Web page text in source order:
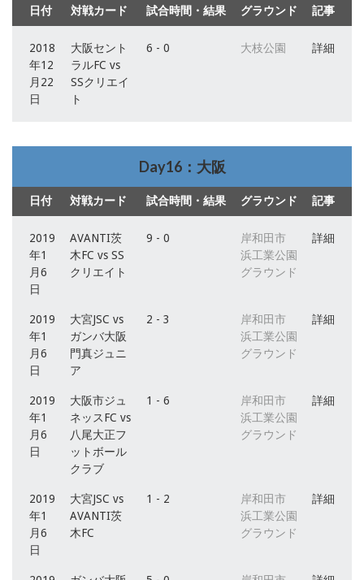
日付 対戦カード 試合時間・結果 グラウンド 記事
2018
年12
月22
日
大阪セント
ラルFC vs
SSクリエイ
ト
6 - 0 大枝公園 詳細
Day16：大阪
日付 対戦カード 試合時間・結果 グラウンド 記事
2019
年1
月6
日
AVANTI茨
木FC vs SS
クリエイト
9 - 0
岸和田市
浜工業公園
グラウンド
詳細
2019
年1
月6
日
大宮JSC vs
ガンバ大阪
門真ジュニ
ア
2 - 3
岸和田市
浜工業公園
グラウンド
詳細
2019
年1
月6
日
大阪市ジュ
ネッスFC vs
八尾大正フ
ットボール
クラブ
1 - 6
岸和田市
浜工業公園
グラウンド
詳細
2019
年1
月6
日
大宮JSC vs
AVANTI茨
木FC
1 - 2
岸和田市
浜工業公園
グラウンド
詳細